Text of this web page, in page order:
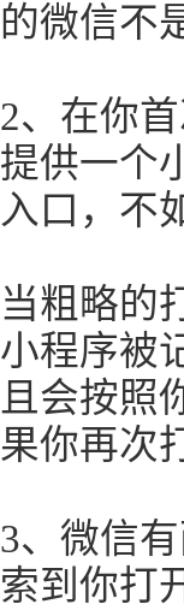
的微信不
2、在你
提供一个
入口，不
当粗略的
小程序被
且会按照
果你再次
3、微信
索到你打